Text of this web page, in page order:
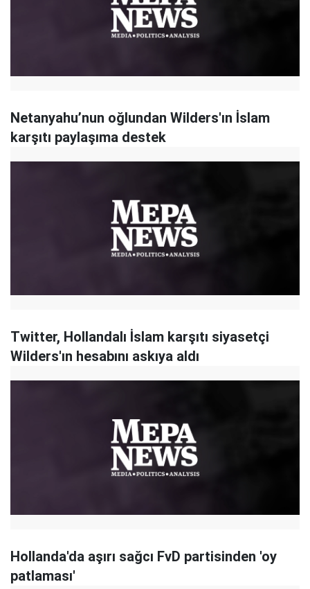
Netanyahu’nun oğlundan Wilders'ın İslam
karşıtı paylaşıma destek
Twitter, Hollandalı İslam karşıtı siyasetçi
Wilders'ın hesabını askıya aldı
Hollanda'da aşırı sağcı FvD partisinden 'oy
patlaması'